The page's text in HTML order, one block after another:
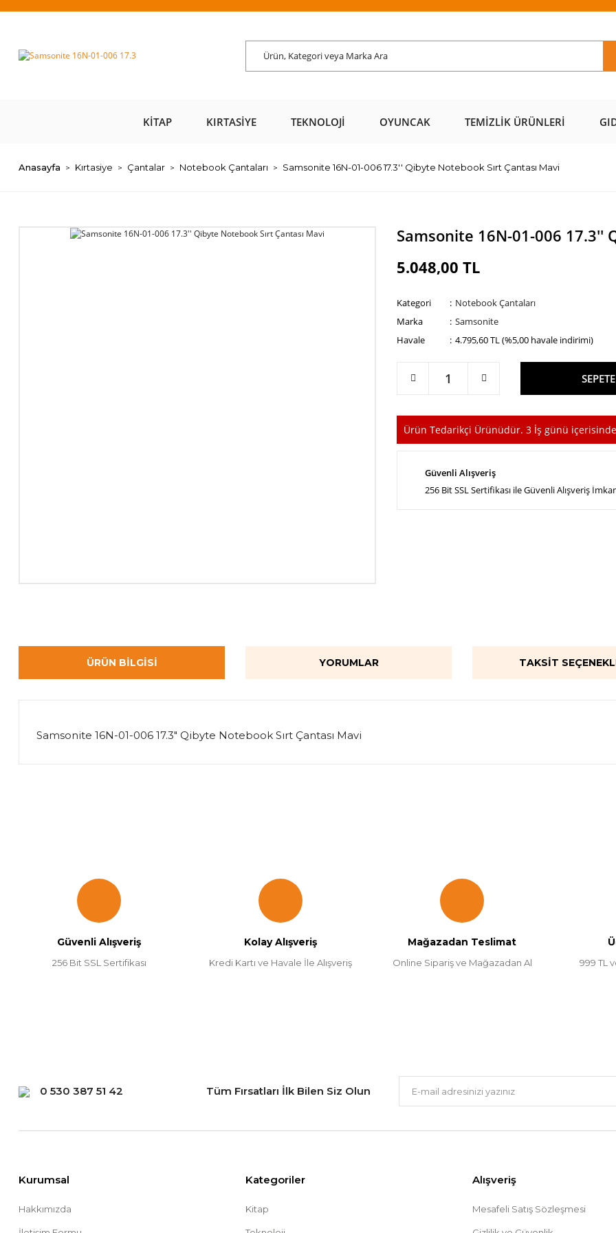
KITAP KIRTASIYE TEKNOLOJI OYUNCAK TEMIZLIK ÜRÜNLERI
Anasayfa Kırtasiye Çantalar Notebook Çantaları Samsonite 16N-01-006 17.3'' Qibyte Notebook Sırt Çantası Mavi
Samsonite 16N-01-006 17.3''
5.048,00 TL
Kategori
Notebook Çantaları
Marka
Samsonite
Havale
4.795,60 TL (%5,00 havale indirimi)
Ürün Tedarikçi Ürünüdür. 3 İş günü
Güvenli Alışveriş
256 Bit SSL Sertifikası ile Güvenli Alışveriş
ÜRÜN BILGISI YORUMLAR TAKSIT
Samsonite 16N-01-006 17.3" Qibyte Notebook Sırt Çantası Mavi
Ürün açıklamasında eksik bilgiler bulunuyor.
Ürün bilgilerinde hatalar bulunuyor.
Gönder
Güvenli Alışveriş
256 Bit SSL Sertifikası
Kolay Alışveriş
Kredi Kartı ve Havale İle Alışveriş
Mağazadan Teslimat
Online Sipariş ve Mağazadan Al 999 TL
0 530 387 51 42 Tüm Fırsatları İlk Bilen Siz Olun
Kurumsal
Hakkımızda
Kategoriler
Kitap
Alışveriş
Mesafeli Satış Sözleşmesi